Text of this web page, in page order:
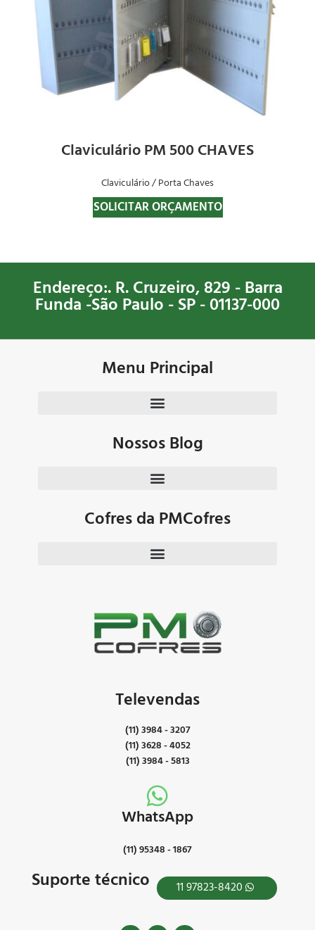
Claviculário PM 500 CHAVES
Claviculário / Porta Chaves
SOLICITAR ORÇAMENTO
Endereço:. R. Cruzeiro, 829 - Barra
Funda -São Paulo - SP - 01137-000
Menu Principal
Nossos Blog
Cofres da PMCofres
Televendas
(11) 3984 - 3207
(11) 3628 - 4052
(11) 3984 - 5813
WhatsApp
(11) 95348 - 1867
Suporte técnico 11 97823-8420